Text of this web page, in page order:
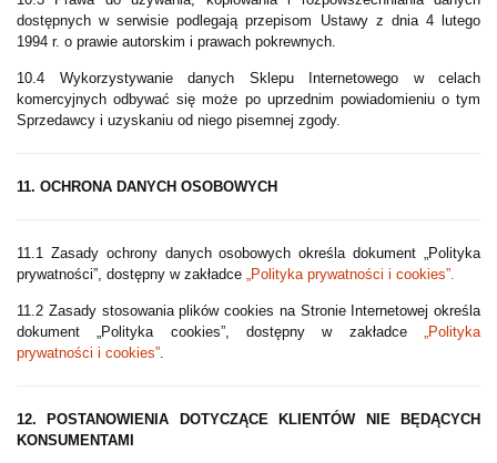
dostępnych w serwisie podlegają przepisom Ustawy z dnia 4 lutego
1994 r. o prawie autorskim i prawach pokrewnych.
10.4 Wykorzystywanie danych Sklepu Internetowego w celach
komercyjnych odbywać się może po uprzednim powiadomieniu o tym
Sprzedawcy i uzyskaniu od niego pisemnej zgody.
11. OCHRONA DANYCH OSOBOWYCH
11.1 Zasady ochrony danych osobowych określa dokument „Polityka
prywatności”, dostępny w zakładce „Polityka prywatności i cookies”.
11.2 Zasady stosowania plików cookies na Stronie Internetowej określa
dokument „Polityka cookies”, dostępny w zakładce „Polityka
prywatności i cookies”.
12. POSTANOWIENIA DOTYCZĄCE KLIENTÓW NIE BĘDĄCYCH
KONSUMENTAMI